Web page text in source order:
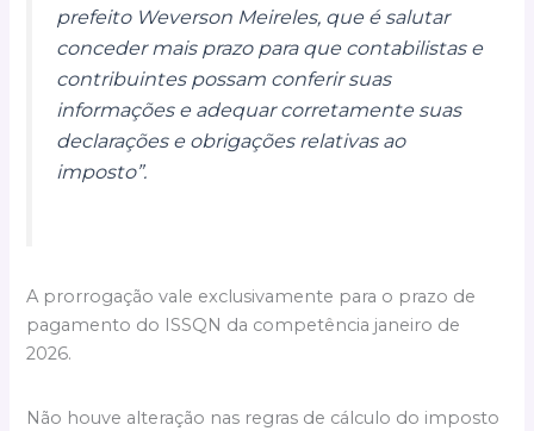
prefeito Weverson Meireles, que é salutar
conceder mais prazo para que contabilistas e
contribuintes possam conferir suas
informações e adequar corretamente suas
declarações e obrigações relativas ao
imposto”.
A prorrogação vale exclusivamente para o prazo de
pagamento do ISSQN da competência janeiro de
2026.
Não houve alteração nas regras de cálculo do imposto